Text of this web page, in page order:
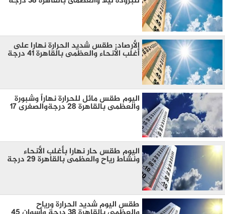
الأرصاد: طقس شديد الحرارة نهارا على
أغلب الأنحاء والعظمى بالقاهرة 41 درجة
اليوم طقس مائل للحرارة نهاراً وشبورة
والعظمى بالقاهرة 28 درجةوالصغرى 17
اليوم طقس حار نهارا بأغلب الأنحاء
ونشاط رياح والعظمى بالقاهرة 29 درجة
طقس اليوم شديد الحرارة ورياح